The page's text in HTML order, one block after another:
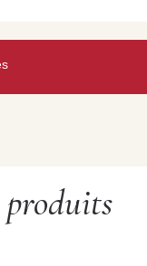
B. Bigand)
BARNEY
Reinhardt
produits